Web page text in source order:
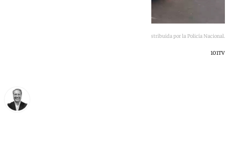
Imagen de la detención del sospechoso distribuida por la Policía Nacional.
101TV